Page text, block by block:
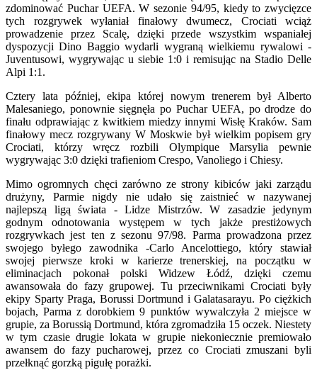
zdominować Puchar UEFA. W sezonie 94/95, kiedy to zwycięzce
tych rozgrywek wyłaniał finałowy dwumecz, Crociati wciąż
prowadzenie przez Scalę, dzięki przede wszystkim wspaniałej
dyspozycji Dino Baggio wydarli wygraną wielkiemu rywalowi -
Juventusowi, wygrywając u siebie 1:0 i remisując na Stadio Delle
Alpi 1:1.
Cztery lata później, ekipa której nowym trenerem był Alberto
Malesaniego, ponownie sięgnęła po Puchar UEFA, po drodze do
finału odprawiając z kwitkiem miedzy innymi Wisłę Kraków. Sam
finałowy mecz rozgrywany W Moskwie był wielkim popisem gry
Crociati, którzy wręcz rozbili Olympique Marsylia pewnie
wygrywając 3:0 dzięki trafieniom Crespo, Vanoliego i Chiesy.
Mimo ogromnych chęci zarówno ze strony kibiców jaki zarządu
drużyny, Parmie nigdy nie udało się zaistnieć w nazywanej
najlepszą ligą świata - Lidze Mistrzów. W zasadzie jedynym
godnym odnotowania występem w tych jakże prestiżowych
rozgrywkach jest ten z sezonu 97/98. Parma prowadzona przez
swojego byłego zawodnika -Carlo Ancelottiego, który stawiał
swojej pierwsze kroki w karierze trenerskiej, na początku w
eliminacjach pokonał polski Widzew Łódź, dzięki czemu
awansowała do fazy grupowej. Tu przeciwnikami Crociati były
ekipy Sparty Praga, Borussi Dortmund i Galatasarayu. Po ciężkich
bojach, Parma z dorobkiem 9 punktów wywalczyła 2 miejsce w
grupie, za Borussią Dortmund, która zgromadziła 15 oczek. Niestety
w tym czasie drugie lokata w grupie niekoniecznie premiowało
awansem do fazy pucharowej, przez co Crociati zmuszani byli
przełknąć gorzką pigułę porażki.